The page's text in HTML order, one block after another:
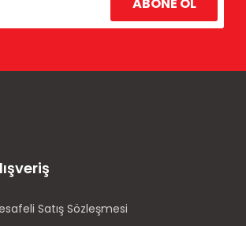
Satış Sözleşmesi